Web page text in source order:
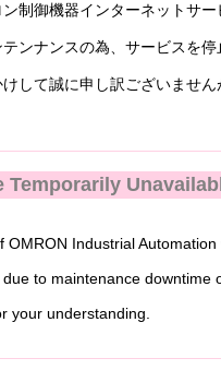
制御機器インターネットサー
ンナンスの為、サービスを停
して誠に申し訳ございません
Temporarily
Industrial
to maintenance downtime
understanding.